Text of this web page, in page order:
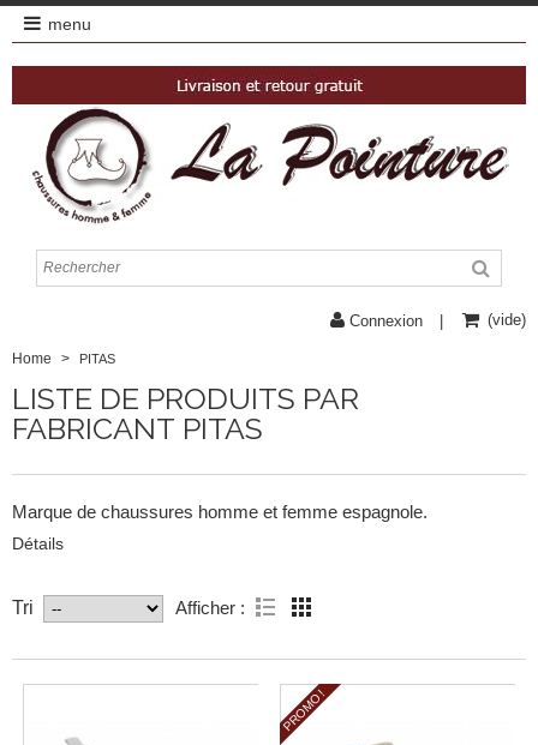
menu
(vide)
Connexion
Home > PITAS
LISTE DE PRODUITS PAR
FABRICANT PITAS
Marque de chaussures homme et femme espagnole.
Détails
Tri Afficher :
PROMO !